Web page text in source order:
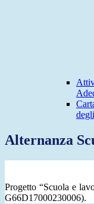
Alternanza
Progetto “Scuola e
G66D17000230006).